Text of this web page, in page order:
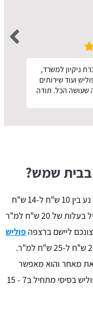
ניקיון למשרד,
ועוד שירותים
שעושה הכל. תודה
בבית שמש?
בדרך כלל המחיר של פוליש מסוג ווקס, נע בין 10 ש"ח ל-14 ש"ח
למ"ר, בעוד פוליש מסוג קריסטל, מתחיל בעלות של 20 ש"ח למ"ר
פוליש
, דעו שהמחירים נעים בין 20 ש"ח ל-25 ש"ח למ"ר.
מאחר והוא מאפשר
לשמור על הרצפה במצב נקי ומבריק. פוליש בסיסי מתחיל ב7 - 15